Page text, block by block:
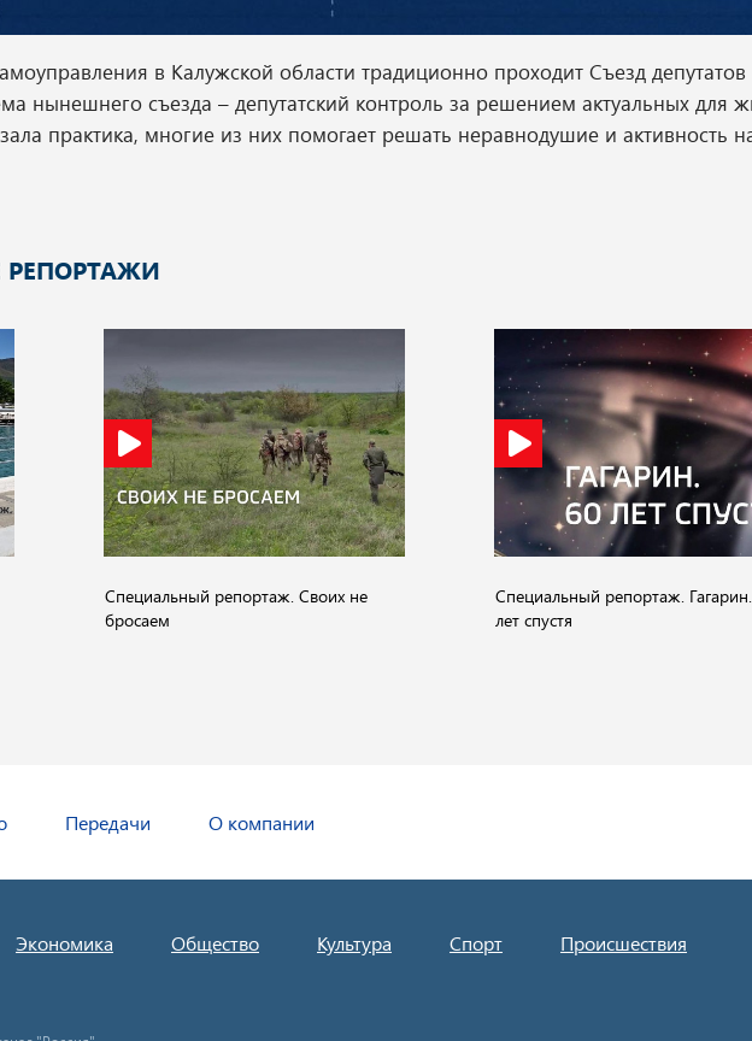
в Калужской области традиционно проходит Съезд депутатов
нынешнего съезда – депутатский контроль за решением актуальных для
практика, многие из них помогает решать неравнодушие и активность
РЕПОРТАЖИ
Специальный репортаж. Своих не
бросаем
Специальный репортаж.
лет спустя
Передачи О компании
Экономика Общество Культура Спорт Происшествия